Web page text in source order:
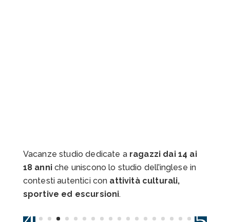
Vacanze studio dedicate a ragazzi dai 14 ai
18 anniche uniscono lo studio dell’inglese in
contesti autentici con attività culturali,
sportive ed escursioni.